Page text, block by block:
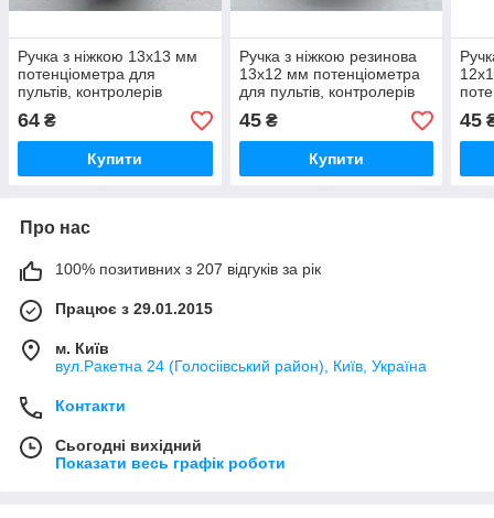
Ручка з ніжкою 13x13 мм
потенціометра для
пультів, контролерів
64 ₴
Купити
Ручка з ніжкою резинова
13x12 мм потенціометра
для пультів, контролерів
45₴
Купити
45
Про нас
100% позитивних з 207 відгуків за рік
Працює з 29.01.2015
м. Київ
вул.Ракетна 24 (Голосіівський район), Київ, Україна
Контакти
Сьогодні вихідний
Показати весь графік роботи